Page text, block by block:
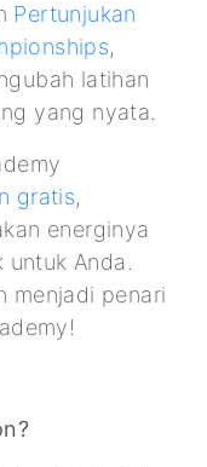
Pertunjukan
,
latihan
yang nyata.
gratis,
energinya
untuk Anda.
menjadi penari